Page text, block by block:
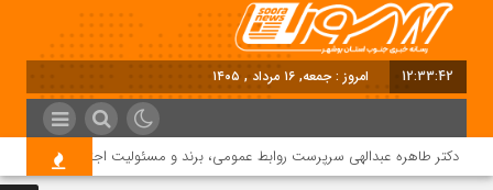
12:33:43 امروز : جمعه, ۱۶ مرداد , ۱۴۰۵
دکتر طاهره عبدالهی سرپرست روابط عمومی، برند و مسئولیت اجتماعی دماوند